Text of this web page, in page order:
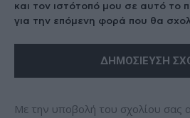
και τον ιστότοπό μου σε αυτό το
για την επόμενη φορά που θα
Με την υποβολή του σχολίου σας